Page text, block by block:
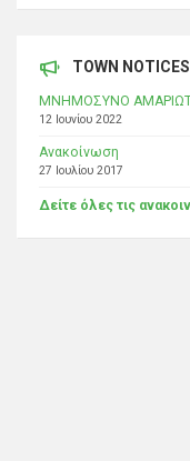
TOWN NOTICES
ΜΝΗΜΟΣΥΝΟ
12 Ιουνίου 2022
Ανακοίνωση
27 Ιουλίου 2017
Δείτε όλες τις